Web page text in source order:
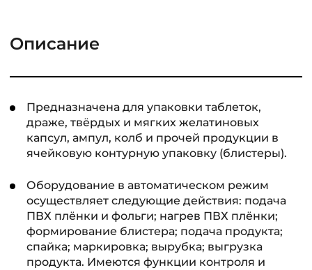
Описание
Предназначена для упаковки таблеток,
драже, твёрдых и мягких желатиновых
капсул, ампул, колб и прочей продукции в
ячейковую контурную упаковку (блистеры).
Оборудование в автоматическом режим
осуществляет следующие действия: подача
ПВХ плёнки и фольги; нагрев ПВХ плёнки;
формирование блистера; подача продукта;
спайка; маркировка; вырубка; выгрузка
продукта. Имеются функции контроля и